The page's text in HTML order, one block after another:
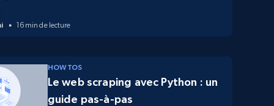
16 min de lecture
HOW TOS
Le web scraping avec Python : un
guide pas-à-pas